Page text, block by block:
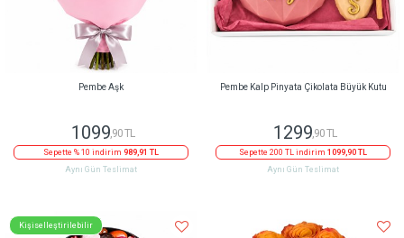
Pembe Aşk
1099,90 TL
Sepette % 10 indirim 989,91 TL
Aynı Gün Teslimat
Pembe Kalp Pinyata Çikolata Büyük Kutu
1299,90 TL
Sepette 200 TL indirim 1099,90 TL
Aynı Gün Teslimat
Kişiselleştirilebilir